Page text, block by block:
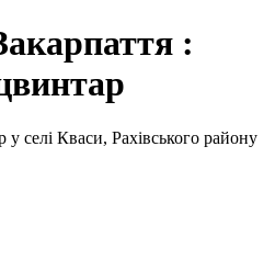
:
селі Кваси, Рахівського району